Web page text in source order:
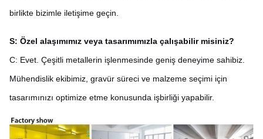
birlikte bizimle iletişime geçin.
S: Özel alaşımımız veya tasarımımızla çalışabilir misiniz?
C: Evet. Çeşitli metallerin işlenmesinde geniş deneyime sahibiz.
Mühendislik ekibimiz, gravür süreci ve malzeme seçimi için
tasarımınızı optimize etme konusunda işbirliği yapabilir.